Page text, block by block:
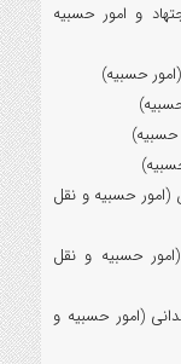
و امور حسبیه
(امور حسبیه و نقل
حسبیه و نقل
(امور حسبیه و